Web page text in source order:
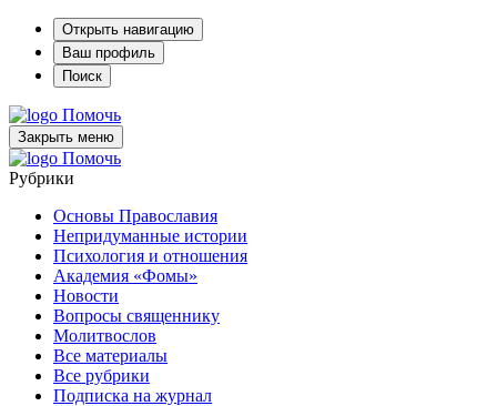
Открыть навигацию
Ваш профиль
Поиск
Помочь
Закрыть меню
Помочь
Рубрики
Основы Православия
Непридуманные истории
Психология и отношения
Академия «Фомы»
Новости
Вопросы священнику
Молитвослов
Все материалы
Все рубрики
Подписка на журнал